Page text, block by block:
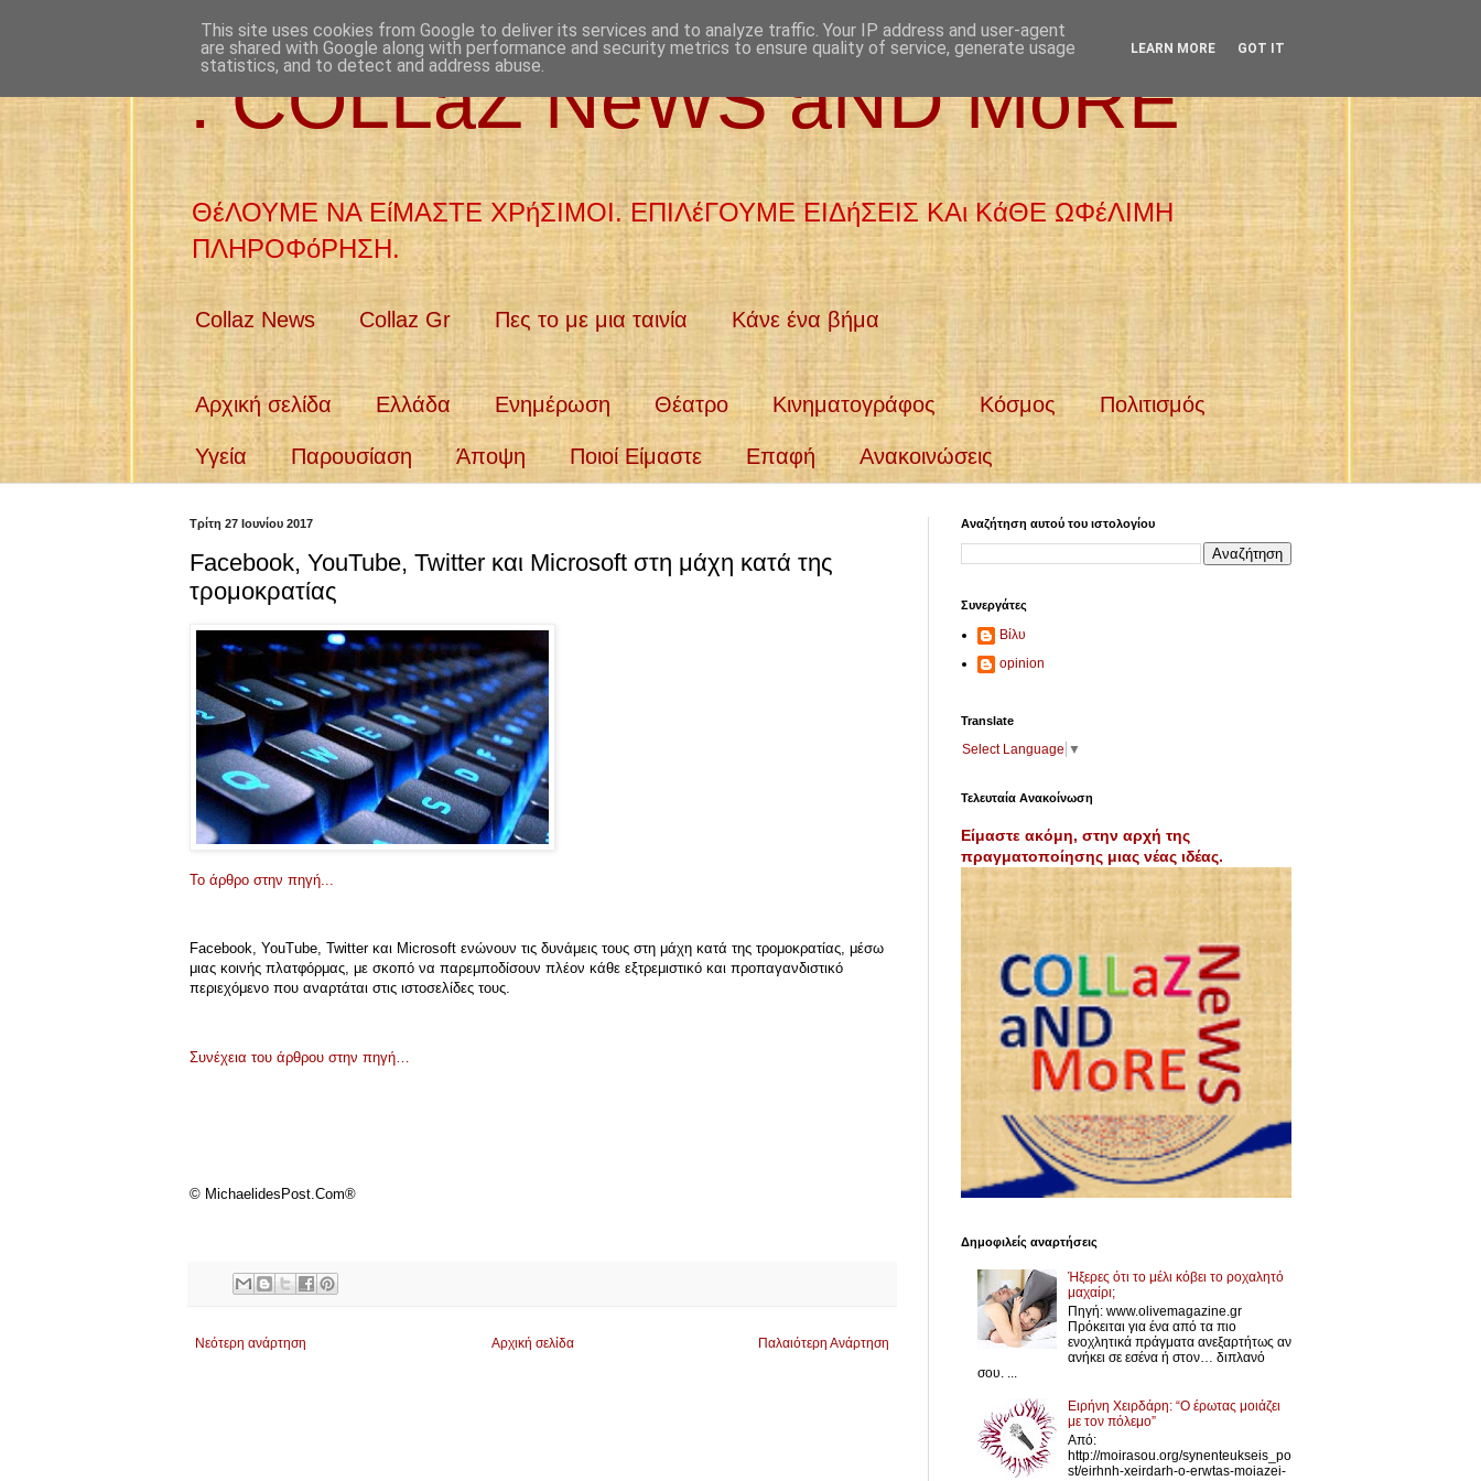
: COLLaZ NeWS aND MoRE
ΘέΛΟΥΜΕ ΝΑ ΕίΜΑΣΤΕ ΧΡήΣΙΜΟΙ. ΕΠΙΛέΓΟΥΜΕ ΕΙΔήΣΕΙΣ ΚΑι ΚάΘΕ ΩΦέΛΙΜΗ
ΠΛΗΡΟΦόΡΗΣΗ.
Collaz News Collaz Gr Πες το με μια ταινία Κάνε ένα βήμα
Αρχική σελίδα Ελλάδα Ενημέρωση Θέατρο Κινηματογράφος Κόσμος Πολιτισμός
Υγεία Παρουσίαση Άποψη Ποιοί Είμαστε Επαφή Ανακοινώσεις
Τρίτη 27 Ιουνίου 2017
Facebook, YouTube, Twitter και Microsoft στη μάχη κατά της
τρομοκρατίας
Το άρθρο στην πηγή...
Facebook, YouTube, Twitter και Microsoft ενώνουν τις δυνάμεις τους στη μάχη κατά της τρομοκρατίας, μέσω
μιας κοινής πλατφόρμας, με σκοπό να παρεμποδίσουν πλέον κάθε εξτρεμιστικό και προπαγανδιστικό
περιεχόμενο που αναρτάται στις ιστοσελίδες τους.
Συνέχεια του άρθρου στην πηγή…
© MichaelidesPost.Com®
Νεότερη ανάρτηση Παλαιότερη Ανάρτηση
Αρχική σελίδα
Αναζήτηση αυτού του ιστολογίου
Συνεργάτες
Βίλυ
opinion
Translate
Select Language ▼
Τελευταία Ανακοίνωση
Είμαστε ακόμη, στην αρχή της
πραγματοποίησης μιας νέας ιδέας.
Δημοφιλείς αναρτήσεις
Ήξερες ότι το μέλι κόβει το ροχαλητό
μαχαίρι;
Πηγή: www.olivemagazine.gr
Πρόκειται για ένα από τα πιο
ενοχλητικά πράγματα ανεξαρτήτως αν
ανήκει σε εσένα ή στον… διπλανό
σου. ...
Ειρήνη Χειρδάρη: “Ο έρωτας μοιάζει
με τον πόλεμο”
Από:
http://moirasou.org/synenteukseis_po
st/eirhnh-xeirdarh-o-erwtas-moiazei-
This site uses cookies from Google to deliver its services and to analyze traffic. Your IP address and user-agent
are shared with Google along with performance and security metrics to ensure quality of service, generate usage
statistics, and to detect and address abuse.
LEARN MORE GOT IT